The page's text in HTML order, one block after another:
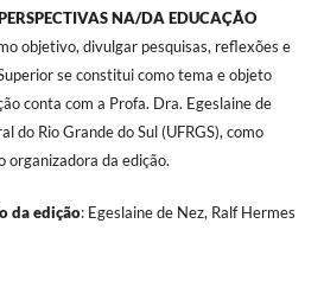
NA/DA EDUCAÇÃO
objetivo, divulgar pesquisas, reflexões e
se constitui como tema e objeto
conta com a Profa. Dra. Egeslaine de
do Rio Grande do Sul (UFRGS), como
organizadora da edição.
da edição: Egeslaine de Nez, Ralf Hermes